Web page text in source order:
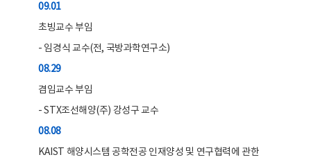
09.01
초빙교수 부임
- 임경식 교수(전, 국방과학연구소)
08.29
겸임교수 부임
- STX조선해양(주) 강성구 교수
08.08
KAIST 해양시스템 공학전공 인재양성 및 연구협력에 관한